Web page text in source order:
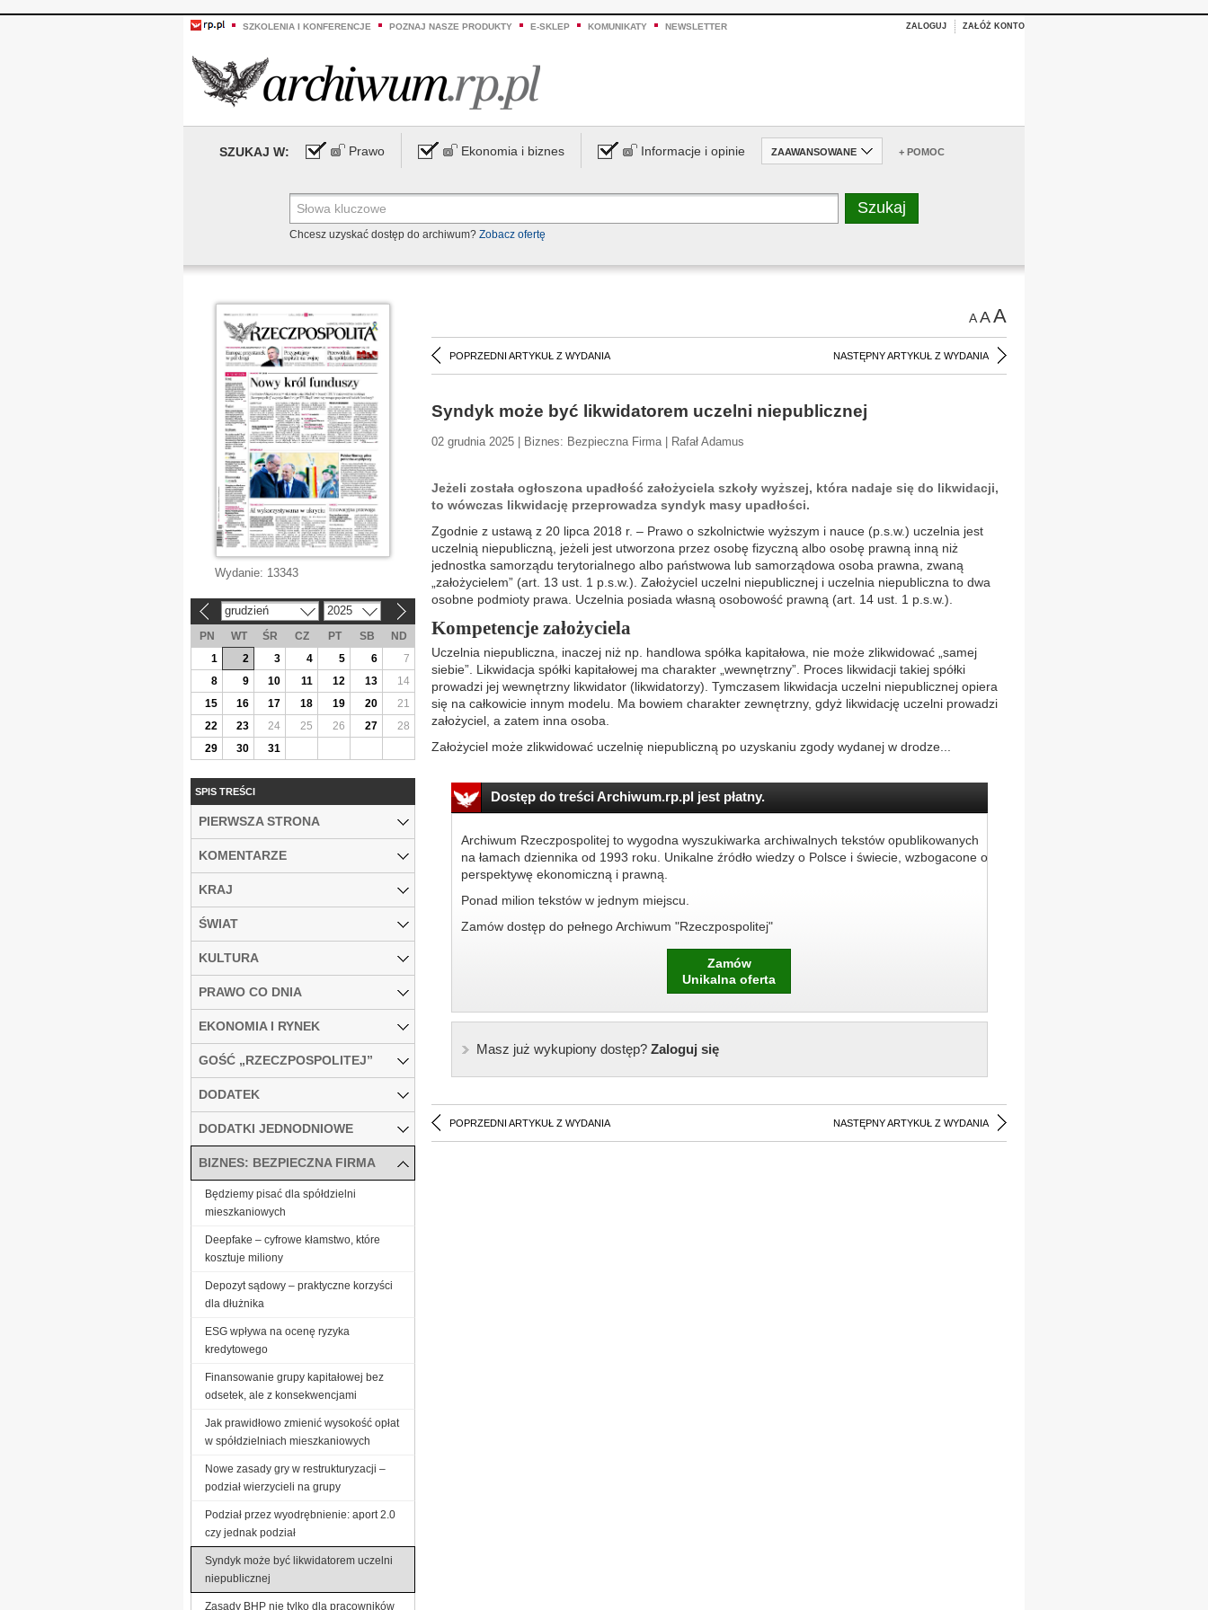
SZKOLENIA I KONFERENCJE POZNAJ NASZE PRODUKTY E-SKLEP KOMUNIKATY NEWSLETTER ZALOGUJ ZAŁÓŻ KONTO
SZUKAJ W: Prawo Ekonomia i biznes Informacje i opinie ZAAWANSOWANE + POMOC
Chcesz uzyskać dostęp do archiwum? Zobacz ofertę
AAA
POPRZEDNI ARTYKUŁ Z WYDANIA NASTĘPNY ARTYKUŁ Z WYDANIA
Syndyk może być likwidatorem uczelni niepublicznej
02 grudnia 2025 | Biznes: Bezpieczna Firma | Rafał Adamus
Jeżeli została ogłoszona upadłość założyciela szkoły wyższej, która nadaje się do likwidacji,
to wówczas likwidację przeprowadza syndyk masy upadłości.
Zgodnie z ustawą z 20 lipca 2018 r. – Prawo o szkolnictwie wyższym i nauce (p.s.w.) uczelnia jest
uczelnią niepubliczną, jeżeli jest utworzona przez osobę fizyczną albo osobę prawną inną niż
jednostka samorządu terytorialnego albo państwowa lub samorządowa osoba prawna, zwaną
„założycielem” (art. 13 ust. 1 p.s.w.). Założyciel uczelni niepublicznej i uczelnia niepubliczna to dwa
osobne podmioty prawa. Uczelnia posiada własną osobowość prawną (art. 14 ust. 1 p.s.w.).
Kompetencje założyciela
Uczelnia niepubliczna, inaczej niż np. handlowa spółka kapitałowa, nie może zlikwidować „samej
siebie”. Likwidacja spółki kapitałowej ma charakter „wewnętrzny”. Proces likwidacji takiej spółki
prowadzi jej wewnętrzny likwidator (likwidatorzy). Tymczasem likwidacja uczelni niepublicznej opiera
się na całkowicie innym modelu. Ma bowiem charakter zewnętrzny, gdyż likwidację uczelni prowadzi
założyciel, a zatem inna osoba.
Założyciel może zlikwidować uczelnię niepubliczną po uzyskaniu zgody wydanej w drodze...
Dostęp do treści Archiwum.rp.pl jest płatny.
Archiwum Rzeczpospolitej to wygodna wyszukiwarka archiwalnych tekstów opublikowanych
na łamach dziennika od 1993 roku. Unikalne źródło wiedzy o Polsce i świecie, wzbogacone o
perspektywę ekonomiczną i prawną.
Ponad milion tekstów w jednym miejscu.
Zamów dostęp do pełnego Archiwum "Rzeczpospolitej"
Zamów
Unikalna oferta
Masz już wykupiony dostęp?Zaloguj się
POPRZEDNI ARTYKUŁ Z WYDANIA NASTĘPNY ARTYKUŁ Z WYDANIA
Wydanie: 13343
grudzień 2025
PN WT ŚR CZ PT SB
ND
1
2 3 4 5 6
7
8
9 10 11 12 13
14
15
16 17 18 19 20
21
22
23 24 25 26 27
28
29
30 31
SPIS TREŚCI
PIERWSZA STRONA
KOMENTARZE
KRAJ
ŚWIAT
KULTURA
PRAWO CO DNIA
EKONOMIA I RYNEK
GOŚĆ „RZECZPOSPOLITEJ”
DODATEK
DODATKI JEDNODNIOWE
BIZNES: BEZPIECZNA FIRMA
Będziemy pisać dla spółdzielni
mieszkaniowych
Deepfake – cyfrowe kłamstwo, które
kosztuje miliony
Depozyt sądowy – praktyczne korzyści
dla dłużnika
ESG wpływa na ocenę ryzyka
kredytowego
Finansowanie grupy kapitałowej bez
odsetek, ale z konsekwencjami
Jak prawidłowo zmienić wysokość opłat
w spółdzielniach mieszkaniowych
Nowe zasady gry w restrukturyzacji –
podział wierzycieli na grupy
Podział przez wyodrębnienie: aport 2.0
czy jednak podział
Syndyk może być likwidatorem uczelni
niepublicznej
Zasady BHP nie tylko dla pracowników